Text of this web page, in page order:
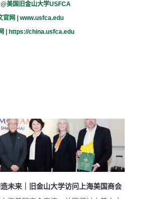
美国旧金山大学USFCA
官网 | www.usfca.edu
|
https://china.usfca.edu
未来｜旧金山大学访问上海美国商会